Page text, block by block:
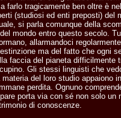
farlo tragicamente ben oltre è
(studiosi ed enti preposti) del
si parla comunque della
mondo entro questo secolo.
allarmandoci
ma del fatto che ogni
faccia del pianeta difficilmente
Gli stessi linguisti che
del loro studio appaiono
perdita. Ognuno
porta via con sé non solo un
di conoscenze.